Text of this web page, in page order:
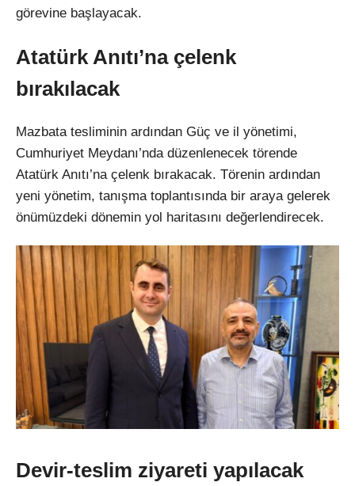
görevine başlayacak.
Atatürk Anıtı’na çelenk
bırakılacak
Mazbata tesliminin ardından Güç ve il yönetimi,
Cumhuriyet Meydanı’nda düzenlenecek törende
Atatürk Anıtı’na çelenk bırakacak. Törenin ardından
yeni yönetim, tanışma toplantısında bir araya gelerek
önümüzdeki dönemin yol haritasını değerlendirecek.
Devir-teslim ziyareti yapılacak